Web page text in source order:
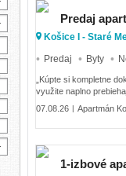
Košice I - Staré
Predaj Byty
„Kúpte si kompletne
využite naplno
07.08.26 | Apartmán